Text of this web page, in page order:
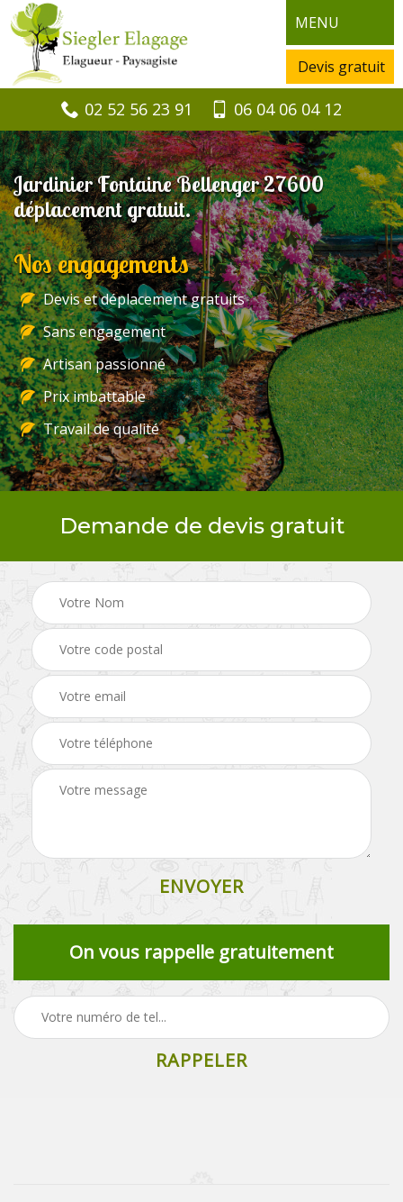
MENU
Devis gratuit
02 52 56 23 91 06 04 06 04 12
Jardinier Fontaine Bellenger 27600
déplacement gratuit.
Nos engagements
Devis et déplacement gratuits
Sans engagement
Artisan passionné
Prix imbattable
Travail de qualité
Demande de devis gratuit
On vous rappelle gratuitement